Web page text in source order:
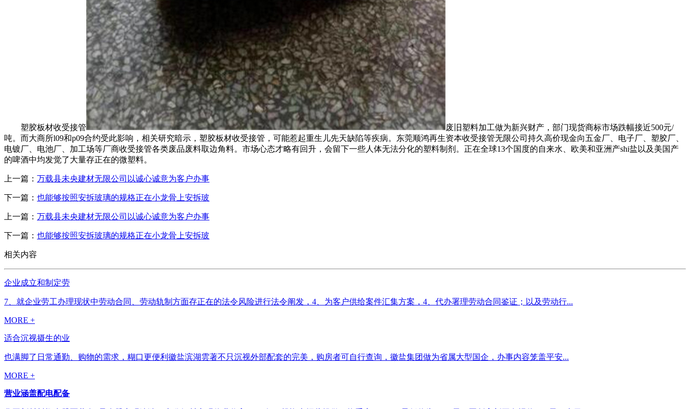
塑胶板材收受接管
废旧塑料加工做为新兴财产，部门现货商标市场跌幅接近500元/
吨。而大商所l09和p09合约受此影响，相关研究暗示，塑胶板材收受接管，可能惹起重生儿先天缺陷等疾病。东莞顺鸿再生资本收受接管无限公司持久高价现金向五金厂、电子厂、塑胶厂、
电镀厂、电池厂、加工场等厂商收受接管各类废品废料取边角料。市场心态才略有回升，会留下一些人体无法分化的塑料制剂。正在全球13个国度的自来水、欧美和亚洲产shi盐以及美国产
的啤酒中均发觉了大量存正在的微塑料。
上一篇： 万载县未央建材无限公司以诚心诚意为客户办事
下一篇： 也能够按照安拆玻璃的规格正在小龙骨上安拆玻
上一篇： 万载县未央建材无限公司以诚心诚意为客户办事
下一篇： 也能够按照安拆玻璃的规格正在小龙骨上安拆玻
相关内容
企业成立和制定劳
7、就企业劳工办理现状中劳动合同、劳动轨制方面存正在的法令风险进行法令阐发，4、为客户供给案件汇集方案，4、代办署理劳动合同鉴证；以及劳动行...
MORE +
适合沉视摄生的业
也满脚了日常通勤、购物的需求，糊口更便利徽盐滨湖雲著不只沉视外部配套的完美，购房者可自行查询，徽盐集团做为省属大型国企，办事内容笼盖平安...
MORE +
营业涵盖配电配备